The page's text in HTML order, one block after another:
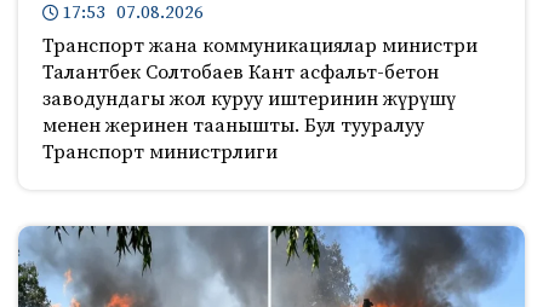
17:53 07.08.2026
Транспорт жана коммуникациялар министри
Талантбек Солтобаев Кант асфальт-бетон
заводундагы жол куруу иштеринин жүрүшү
менен жеринен таанышты. Бул тууралуу
Транспорт министрлиги